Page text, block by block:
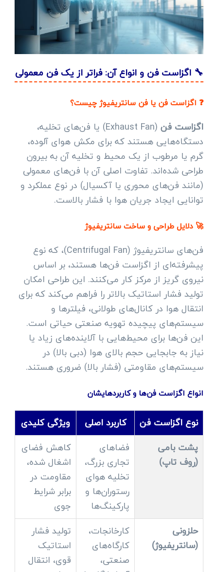
🔧 اگزاست فن و انواع آن: فراتر از یک فن معمولی
❓ اگزاست فن یا فن سانتریفیوژ چیست؟
اگزاست فن
(Exhaust Fan) یا فن‌های تخلیه،
دستگاه‌هایی هستند که برای مکش هوای آلوده،
گرم یا مرطوب از یک محیط و تخلیه آن به بیرون
طراحی شده‌اند. تفاوت اصلی آن با فن‌های معمولی
(مانند فن‌های محوری یا آکسیال) در نوع عملکرد و
توانایی ایجاد جریان هوا با فشار بالاست.
🚀 دلایل طراحی و ساخت سانتریفیوژ
فن‌های سانتریفیوژ (Centrifugal Fan)، که نوع
پیشرفته‌ای از اگزاست فن‌ها هستند، بر اساس
نیروی گریز از مرکز کار می‌کنند. این طراحی امکان
تولید فشار استاتیک بالاتر را فراهم می‌کند که برای
انتقال هوا در کانال‌های طولانی، فیلترها و
سیستم‌های پیچیده تهویه صنعتی حیاتی است.
این فن‌ها برای محیط‌هایی با آلاینده‌های زیاد یا
نیاز به جابجایی حجم بالای هوا (دبی بالا) در
سیستم‌های مقاومتی (فشار بالا) ضروری هستند.
انواع اگزاست فن‌ها و کاربردهایشان
نوع اگزاست فن کاربرد اصلی
ویژگی کلیدی
پشت بامی
(روف تاپ)
فضاهای
تجاری بزرگ،
تخلیه هوای
رستوران‌ها و
پارکینگ‌ها
کاهش فضای
اشغال شده،
مقاومت در
برابر شرایط
جوی
حلزونی
(سانتریفیوژ)
کارخانجات،
کارگاه‌های
صنعتی،
تولید فشار
استاتیک
قوی، انتقال